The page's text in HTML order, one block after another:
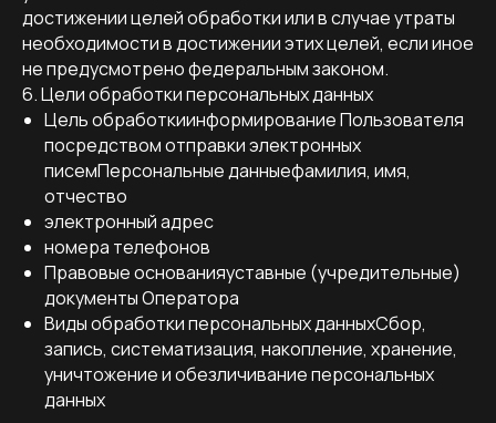
достижении целей обработки или в случае утраты
необходимости в достижении этих целей, если иное
не предусмотрено федеральным законом.
6. Цели обработки персональных данных
Цель обработкиинформирование Пользователя
посредством отправки электронных
писемПерсональные данныефамилия, имя,
отчество
электронный адрес
номера телефонов
Правовые основанияуставные (учредительные)
документы Оператора
Виды обработки персональных данныхСбор,
запись, систематизация, накопление, хранение,
уничтожение и обезличивание персональных
данных